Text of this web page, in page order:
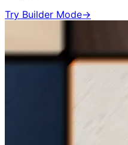
Try Builder Mode→